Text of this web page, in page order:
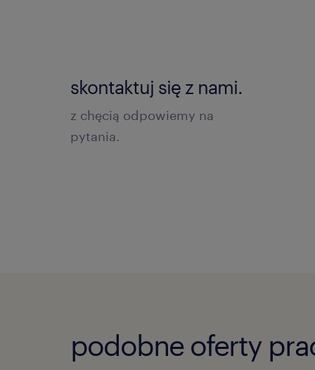
skontaktuj się z nami.
z chęcią odpowiemy na
pytania.
podobne oferty